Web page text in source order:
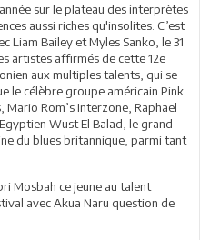
sur le plateau des interprètes
aussi riches qu'insolites. C’est
Liam Bailey et Myles Sanko, le 31
artistes affirmés de cette 12e
aux multiples talents, qui se
le célèbre groupe américain Pink
Rom’s Interzone, Raphael
Wust El Balad, le grand
du blues britannique, parmi tant
Mosbah ce jeune au talent
avec Akua Naru question de